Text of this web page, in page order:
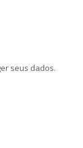
seus dados.